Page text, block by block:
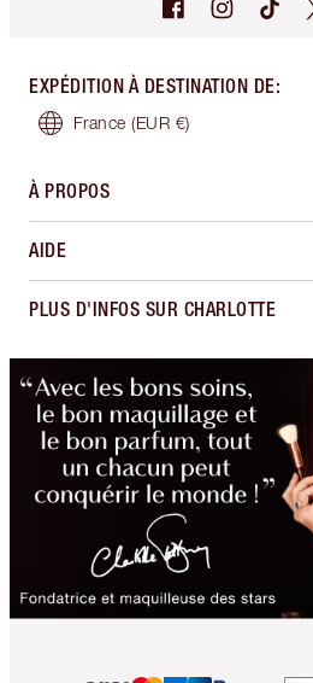
EXPÉDITION À DESTINATION DE:
France (EUR €)
À PROPOS
AIDE
PLUS D'INFOS SUR CHARLOTTE